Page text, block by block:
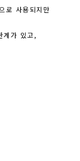
사용되지만
계가 있고,